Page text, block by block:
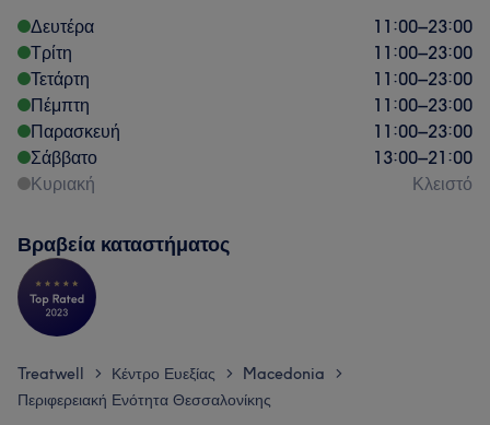
Δευτέρα
11:00–23:00
Τρίτη
11:00–23:00
Τετάρτη
11:00–23:00
Πέμπτη
11:00–23:00
Παρασκευή
11:00–23:00
Σάββατο
13:00–21:00
Κυριακή
Κλειστό
Βραβεία καταστήματος
Treatwell > Κέντρο Ευεξίας > Macedonia >
Περιφερειακή Ενότητα Θεσσαλονίκης